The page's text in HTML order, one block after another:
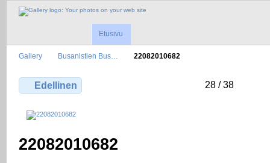
Etusivu
Gallery Busanistien Bus… 22082010682
Edellinen 28 / 38
22082010682